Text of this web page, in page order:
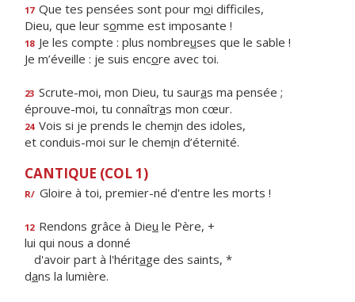
17 Que tes pensées sont pour moi difficiles,
Dieu, que leur somme est imposante !
18 Je les compte : plus nombreuses que le sable !
Je m’éveille : je suis encore avec toi.
23 Scrute-moi, mon Dieu, tu sauras ma pensée ;
éprouve-moi, tu connaîtras mon cœur.
24 Vois si je prends le chemin des idoles,
et conduis-moi sur le chemin d’éternité.
CANTIQUE (COL 1)
R/ Gloire à toi, premier-né d'entre les morts !
12 Rendons grâce à Dieu le Père, +
lui qui nous a donné
d'avoir part à l'héritage des saints, *
dans la lumière.